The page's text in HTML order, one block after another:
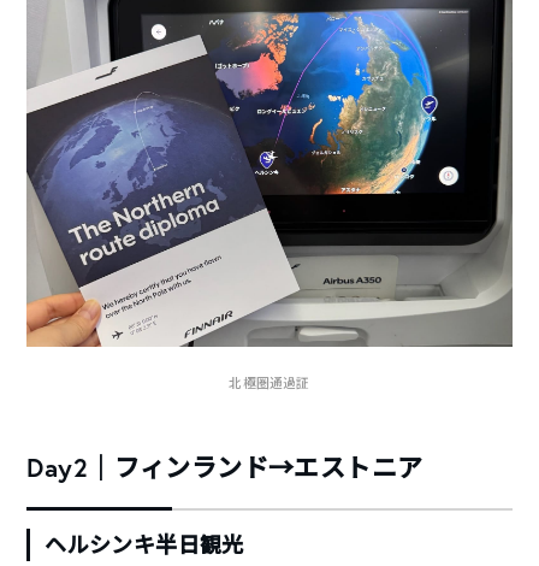
北極圏通過証
Day2｜フィンランド→エストニア
ヘルシンキ半日観光